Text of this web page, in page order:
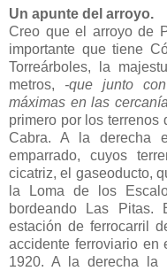
Un apunte del arroyo.
Creo que el arroyo de
importante que tiene
Torreárboles, la
metros, -que junto
máximas en las
primero por los terrenos
Cabra. A la derecha
emparrado, cuyos
cicatriz, el gaseoducto,
la Loma de los
bordeando Las
estación de ferrocarril
accidente ferroviario
1920. A la derecha la